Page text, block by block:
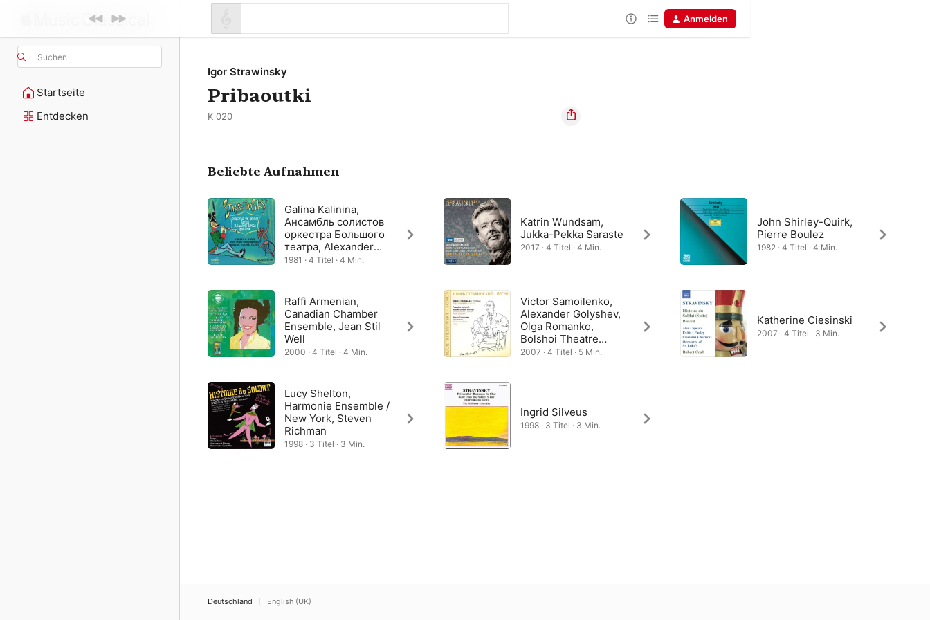
Suchen
Startseite
Entdecken
Anmelden
Igor Strawinsky
Pribaoutki
K 020
Beliebte Aufnahmen
Galina Kalinina,
Ансамбль солистов
оркестра Большого
театра, Alexander
Lazarev
1981 · 4 Titel · 4 Min.
Katrin Wundsam,
Jukka-Pekka Saraste
2017 · 4 Titel · 4 Min.
John Shirley-Quirk,
Pierre Boulez
1982 · 4 Titel · 4 Min.
Raffi Armenian,
Canadian Chamber
Ensemble, Jean Stil
Well
2000 · 4 Titel · 4 Min.
Victor Samoilenko,
Alexander Golyshev,
Olga Romanko,
Bolshoi Theatre
Chamber Music
2007 · 4 Titel · 5 Min.
Katherine Ciesinski
2007 · 4 Titel · 3 Min.
Lucy Shelton,
Harmonie Ensemble /
New York, Steven
Richman
1998 · 3 Titel · 3 Min.
Ingrid Silveus
1998 · 3 Titel · 3 Min.
Deutschland English (UK)